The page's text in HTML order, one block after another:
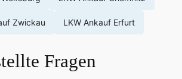
Zwickau LKW Ankauf Erfurt
Fragen